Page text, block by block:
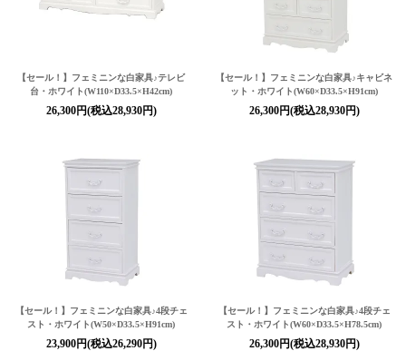
【セール！】フェミニンな白家具♪テレビ
台・ホワイト(W110×D33.5×H42cm)
26,300円(税込28,930円)
【セール！】フェミニンな白家具♪キャビネ
ット・ホワイト(W60×D33.5×H91cm)
26,300円(税込28,930円)
【セール！】フェミニンな白家具♪4段チェ
スト・ホワイト(W50×D33.5×H91cm)
23,900円(税込26,290円)
【セール！】フェミニンな白家具♪4段チェ
スト・ホワイト(W60×D33.5×H78.5cm)
26,300円(税込28,930円)